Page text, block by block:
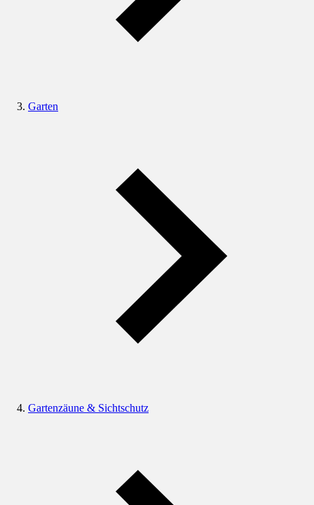
Garten
Gartenzäune & Sichtschutz